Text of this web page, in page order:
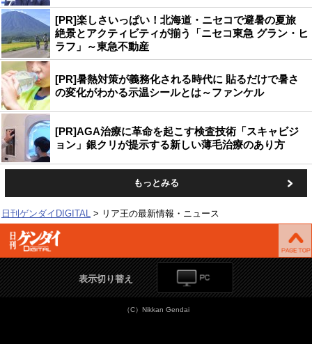
[PR]楽しさいっぱい！北海道・ニセコで避暑の夏旅
絶景とアクティビティが揃う「ニセコ東急 グラン・ヒ
ラフ」～東急不動産
[PR]暑熱対策が義務化される時代に 貼るだけで暑さ
の変化がわかる示温シールとは～ファンケル
[PR]AGA治療に革命を起こす検査技術「スキャビジ
ョン」銀クリが提示する新しい薄毛治療のあり方
もっとみる
日刊ゲンダイDIGITAL リア王の最新情報・ニュース
表示切り替え
（C）Nikkan Gendai